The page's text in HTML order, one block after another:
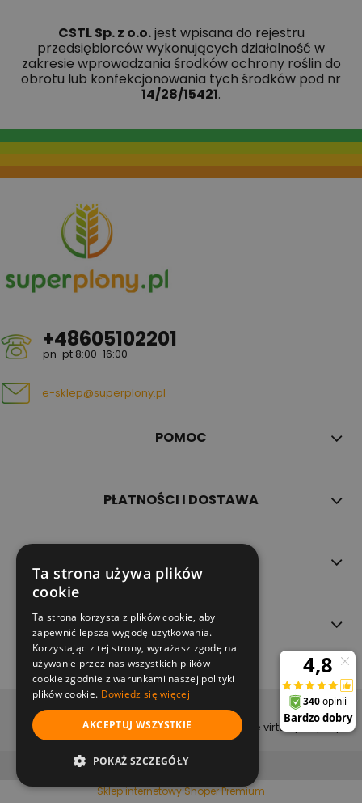
CSTL Sp. z o.o.jest wpisana do rejestru
przedsiębiorców wykonujących działalność w
zakresie wprowadzania środków ochrony roślin do
obrotu lub konfekcjonowania tych środków pod nr
14/28/15421.
+48605102201
pn-pt 8:00-16:00
e-sklep@superplony.pl
POMOC
PŁATNOŚCI I DOSTAWA
O NAS
copyright (c) 2022
projekt i wykonanie virtualpeople.pl
pokaż pełną wersję strony
Sklep internetowy Shoper Premium
Ta strona używa plików
cookie
Ta strona korzysta z plików cookie, aby
zapewnić lepszą wygodę użytkowania.
Korzystając z tej strony, wyrażasz zgodę na
używanie przez nas wszystkich plików
cookie zgodnie z warunkami naszej polityki
plików cookie. Dowiedz się więcej
AKCEPTUJ WSZYSTKIE
POKAŻ SZCZEGÓŁY